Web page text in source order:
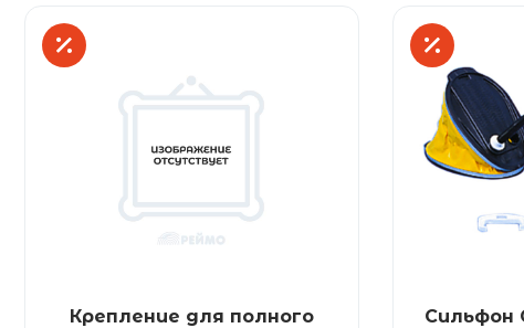
Крепление для полного
Сильфон